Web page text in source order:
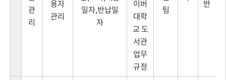
관
리
용자
관리
일자,반납일
자
이버
대학
교 도
서관
업무
규정
팀
반